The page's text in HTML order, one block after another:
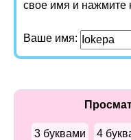
свое имя и нажмите
Ваше имя:
3 буквами 4